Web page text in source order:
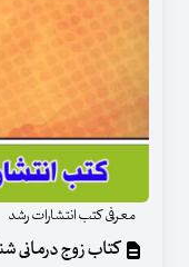
معرفی کتب انتشارات رشد
کتاب زوج درمانی